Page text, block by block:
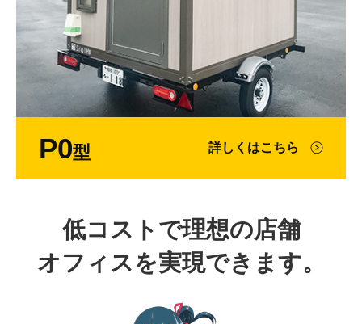
P0型 詳しくはこちら
低コストで理想の店舗
オフィスを実現できます。